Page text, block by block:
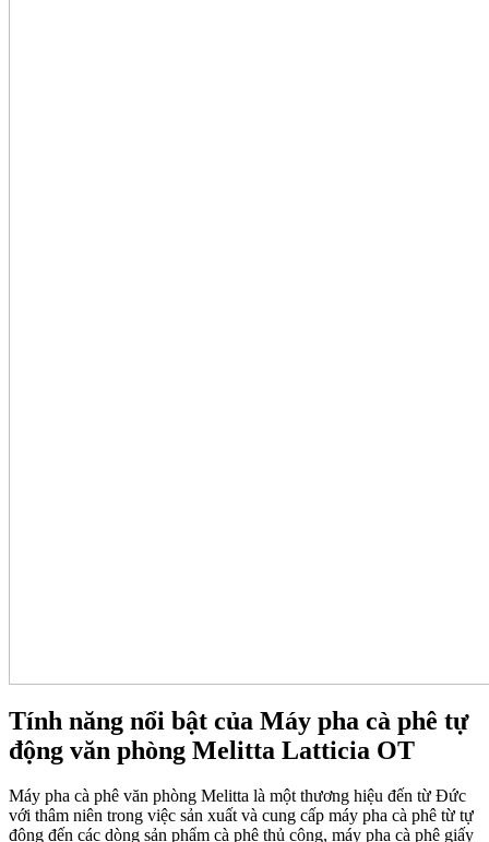
Tính năng nổi bật của Máy pha cà phê tự
động văn phòng Melitta Latticia OT
Máy pha cà phê văn phòng Melitta là một thương hiệu đến từ Đức
với thâm niên trong việc sản xuất và cung cấp máy pha cà phê từ tự
động đến các dòng sản phẩm cà phê thủ công, máy pha cà phê giấy